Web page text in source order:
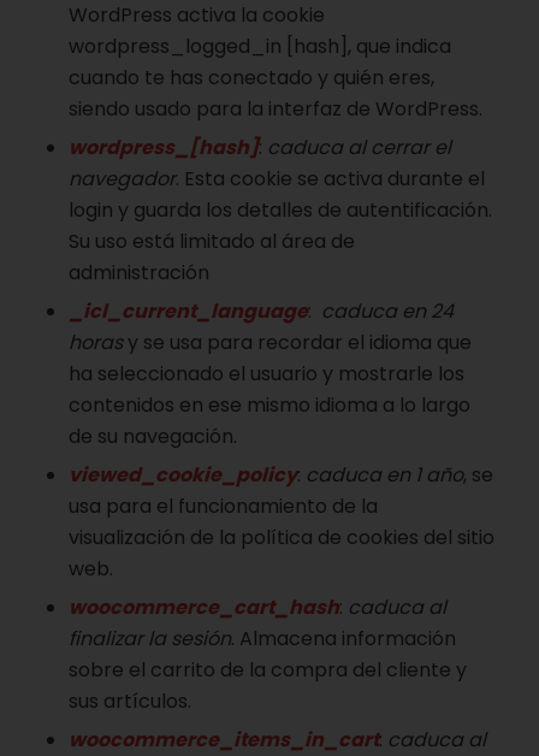
WordPress activa la cookie
wordpress_logged_in [hash], que indica
cuando te has conectado y quién eres,
siendo usado para la interfaz de WordPress.
wordpress_[hash]: caduca al cerrar el
navegador. Esta cookie se activa durante el
login y guarda los detalles de autentificación.
Su uso está limitado al área de
administración
_icl_current_language: caduca en 24
horasy se usa para recordar el idioma que
ha seleccionado el usuario y mostrarle los
contenidos en ese mismo idioma a lo largo
de su navegación.
viewed_cookie_policy: caduca en 1 año, se
usa para el funcionamiento de la
visualización de la política de cookies del sitio
web.
woocommerce_cart_hash: caduca al
finalizar la sesión. Almacena información
sobre el carrito de la compra del cliente y
sus artículos.
woocommerce_items_in_cart: caduca al